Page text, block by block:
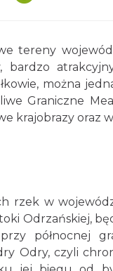
tereny
bardzo
można
Graniczne
krajobrazy oraz
rzek w
Odrzańskiej,
północnej
Odry, czyli